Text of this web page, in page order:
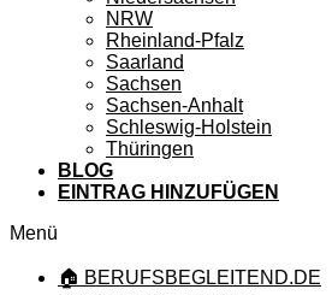
NRW
Rheinland-Pfalz
Saarland
Sachsen
Sachsen-Anhalt
Schleswig-Holstein
Thüringen
BLOG
EINTRAG HINZUFÜGEN
Menü
🏠 BERUFSBEGLEITEND.DE